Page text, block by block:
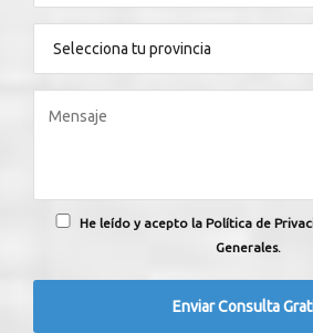
He leído y acepto la Política de
Generales.